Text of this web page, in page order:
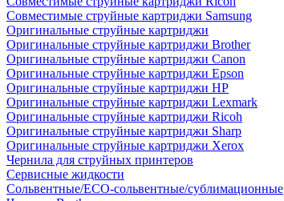
Совместимые струйные картриджи Samsung
Оригинальные струйные картриджи
Оригинальные струйные картриджи Brother
Оригинальные струйные картриджи Canon
Оригинальные струйные картриджи Epson
Оригинальные струйные картриджи HP
Оригинальные струйные картриджи Lexmark
Оригинальные струйные картриджи Ricoh
Оригинальные струйные картриджи Sharp
Оригинальные струйные картриджи Xerox
Чернила для струйных принтеров
Сервисные жидкости
Сольвентные/ECO-сольвентные/сублимационные